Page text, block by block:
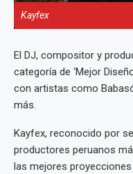
Kayfex
El DJ, compositor y
categoría de ‘Mejor
con artistas como
más.
Kayfex, reconocido por
productores peruanos
las mejores